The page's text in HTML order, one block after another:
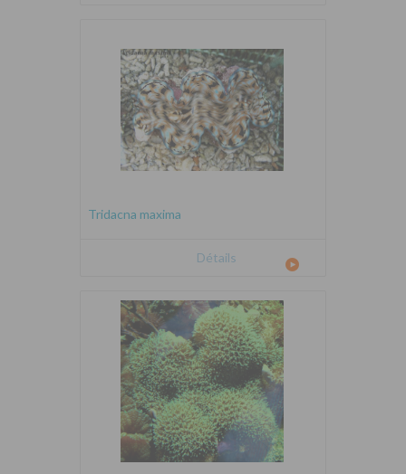
Tridacna maxima
Détails